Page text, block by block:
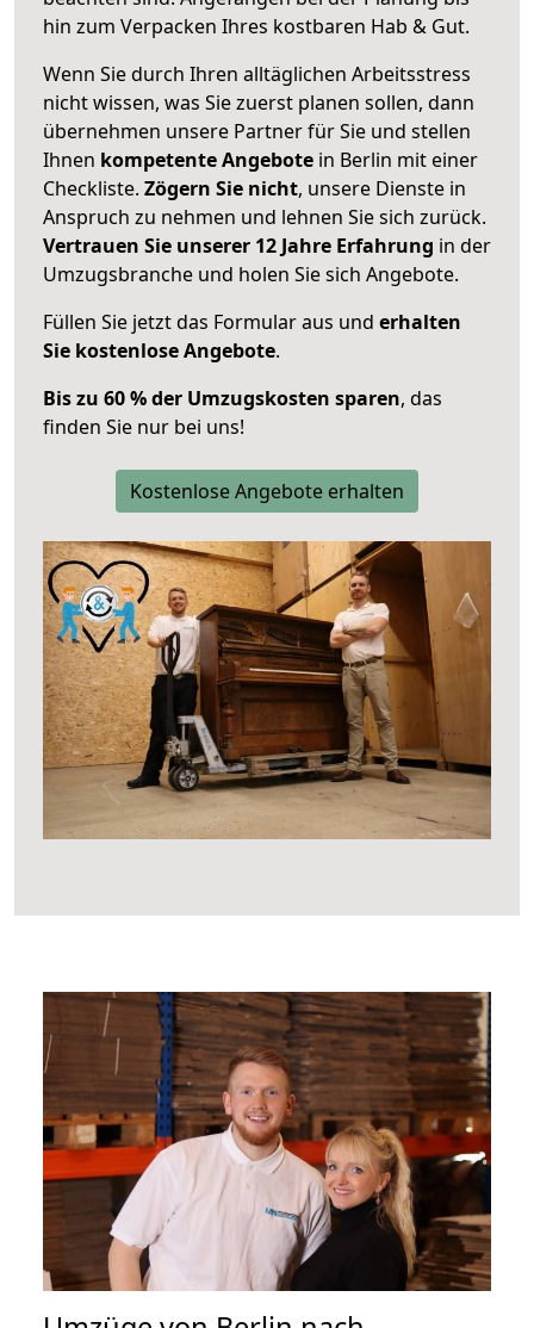
hin zum Verpacken Ihres kostbaren Hab & Gut.
Wenn Sie durch Ihren alltäglichen Arbeitsstress
nicht wissen, was Sie zuerst planen sollen, dann
übernehmen unsere Partner für Sie und stellen
Ihnen kompetente Angebote in Berlin mit einer
Checkliste. Zögern Sie nicht, unsere Dienste in
Anspruch zu nehmen und lehnen Sie sich zurück.
Vertrauen Sie unserer 12 Jahre Erfahrung in der
Umzugsbranche und holen Sie sich Angebote.
Füllen Sie jetzt das Formular aus und erhalten
Sie kostenlose Angebote.
Bis zu 60 % der Umzugskosten sparen, das
finden Sie nur bei uns!
Kostenlose Angebote erhalten